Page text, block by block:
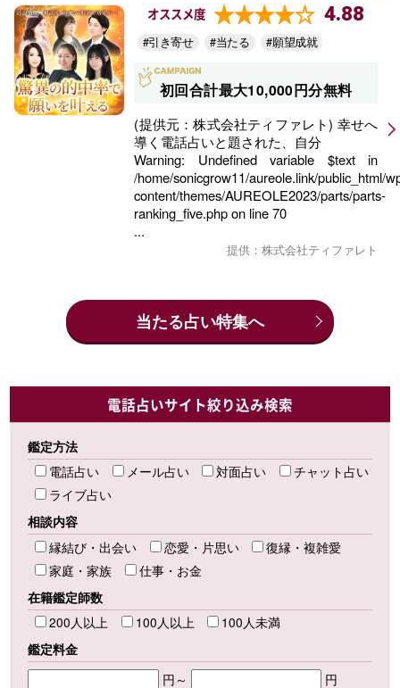
オススメ度 4.88
#引き寄せ #当たる #願望成就
初回合計最大10,000円分無料
(提供元：株式会社ティファレト) 幸せへ
導く電話占いと題された、自分
Warning: Undefined variable $text in
/home/sonicgrow11/aureole.link/public_html/
content/themes/AUREOLE2023/parts/parts-
ranking_five.phpon line70
...
提供：株式会社ティファレト
当たる占い特集へ
電話占いサイト絞り込み検索
鑑定方法
電話占い
メール占い 対面占い
チャット占い
ライブ占い
相談内容
縁結び・出会い
恋愛・片思い
復縁・複雑愛
家庭・家族
仕事・お金
在籍鑑定師数
200人以上
100人以上
100人未満
鑑定料金
円～
円